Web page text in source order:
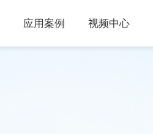
应用案例 视频中心